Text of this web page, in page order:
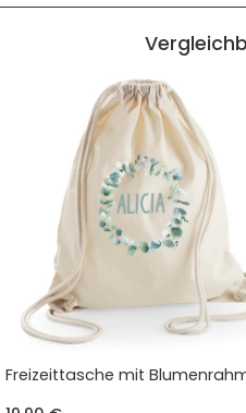
Freizeittasche mit